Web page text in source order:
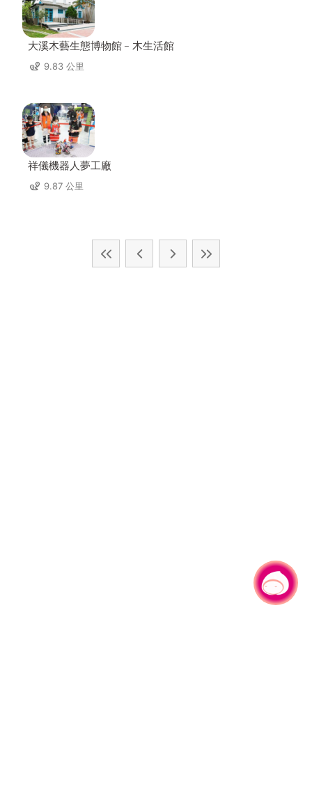
大溪木藝生態博物館﹣木生活館
9.83 公里
祥儀機器人夢工廠
9.87 公里